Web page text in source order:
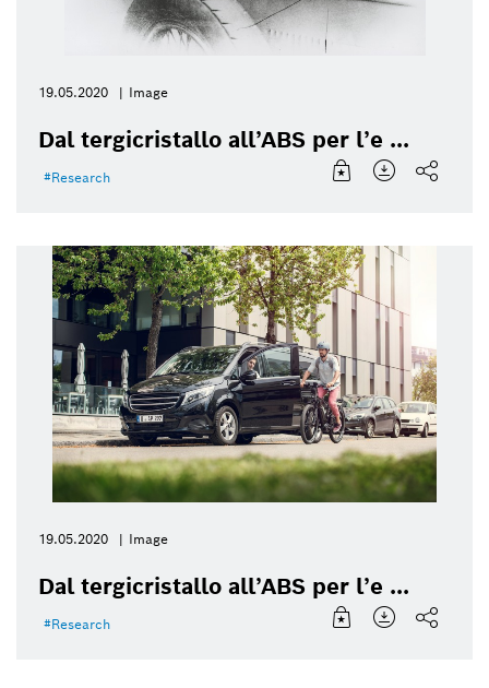
19.05.2020 Image
Dal tergicristallo all’ABS per l’e ...
Research
19.05.2020 Image
Dal tergicristallo all’ABS per l’e ...
Research